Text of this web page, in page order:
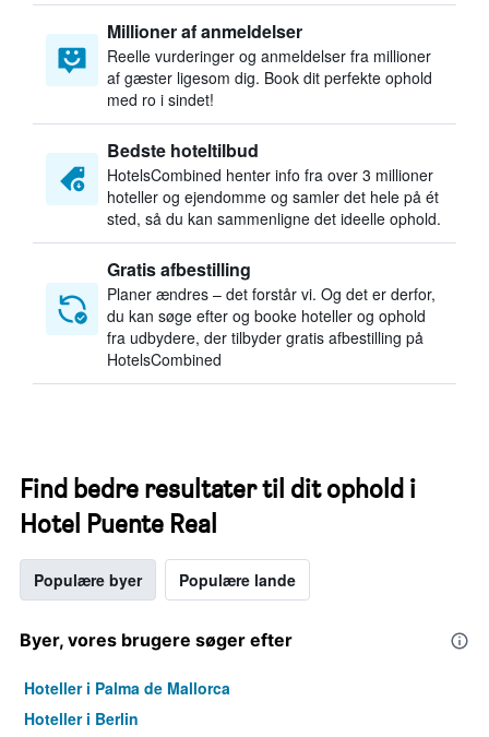
Millioner af anmeldelser
Reelle vurderinger og anmeldelser fra millioner
af gæster ligesom dig. Book dit perfekte ophold
med ro i sindet!
Bedste hoteltilbud
HotelsCombined henter info fra over 3 millioner
hoteller og ejendomme og samler det hele på ét
sted, så du kan sammenligne det ideelle ophold.
Gratis afbestilling
Planer ændres – det forstår vi. Og det er derfor,
du kan søge efter og booke hoteller og ophold
fra udbydere, der tilbyder gratis afbestilling på
HotelsCombined
Find bedre resultater til dit ophold i
Hotel Puente Real
Populære byer Populære lande
Byer, vores brugere søger efter
Hoteller i Palma de Mallorca
Hoteller i Berlin